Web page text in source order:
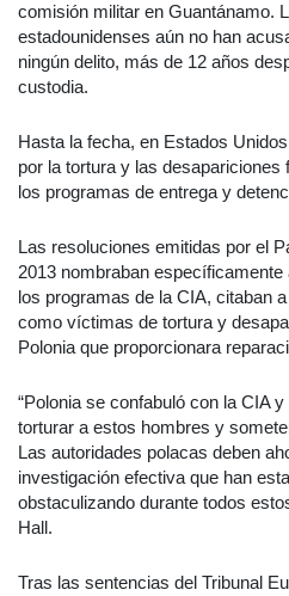
comisión militar en Guantánamo.
estadounidenses aún no han
ningún delito, más de 12 años
custodia.
Hasta la fecha, en Estados
por la tortura y las
los programas de entrega y
Las resoluciones emitidas por el
2013 nombraban
los programas de la CIA, citaban
como víctimas de tortura y
Polonia que proporcionara
“Polonia se confabuló con la CIA
torturar a estos hombres y
Las autoridades polacas deben
investigación efectiva que han
obstaculizando durante todos
Hall.
Tras las sentencias del Tribunal